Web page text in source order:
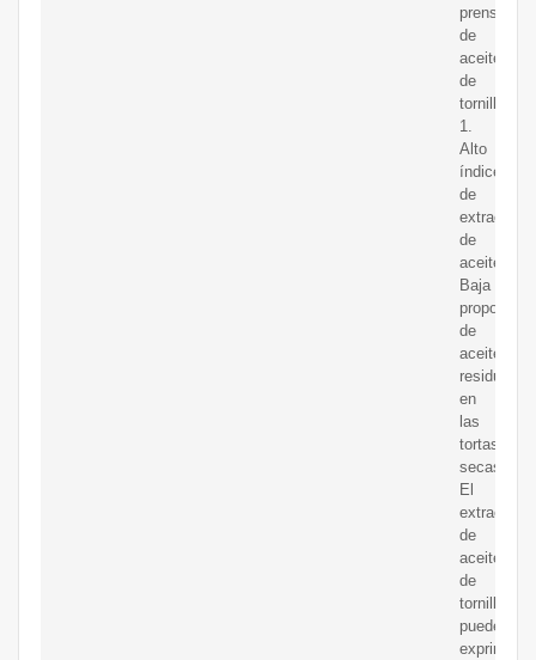
prensa
de
aceite
de
tornillo.
1.
Alto
índice
de
extracción
de
aceite.
Baja
proporción
de
aceite
residual
en
las
tortas
secas.
El
extractor
de
aceite
de
tornillo
puede
exprimir